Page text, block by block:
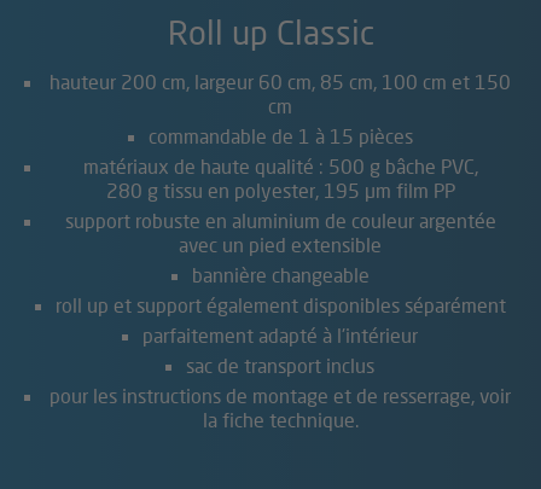
Roll up Classic
hauteur 200 cm, largeur 60 cm, 85 cm, 100 cm et 150
cm
commandable de 1 à 15 pièces
matériaux de haute qualité : 500 g bâche PVC,
280 g tissu en polyester, 195 µm film PP
support robuste en aluminium de couleur argentée
avec un pied extensible
bannière changeable
roll up et support également disponibles séparément
parfaitement adapté à l'intérieur
sac de transport inclus
pour les instructions de montage et de resserrage, voir
la fiche technique.